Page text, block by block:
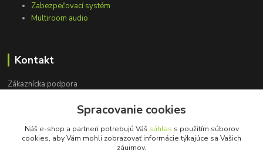
Zabezpečovací systém
Multiroom audio
Kontakt
Zákaznícka podpora
info@loxprofi.sk
Spracovanie cookies
Náš e-shop a partneri potrebujú Váš súhlas s použitím súborov
cookies, aby Vám mohli zobrazovať informácie týkajúce sa Vašich
záujmov.